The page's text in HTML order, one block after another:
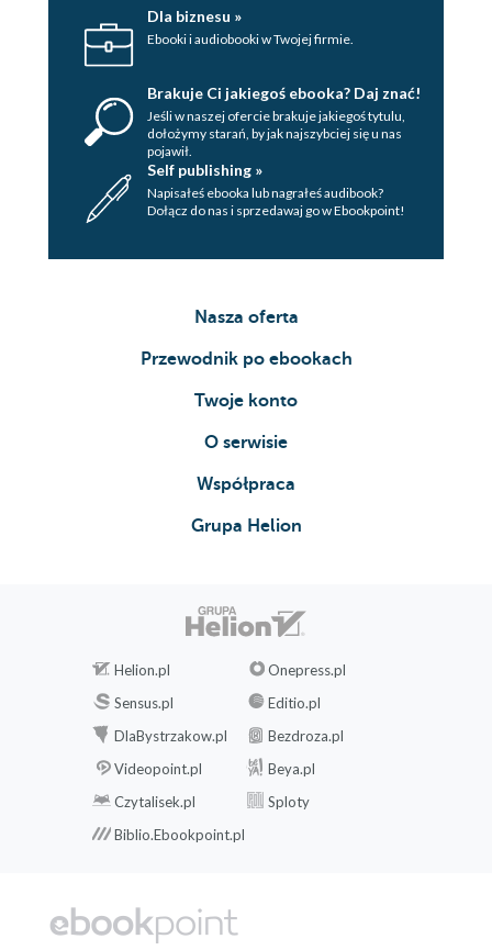
Dla biznesu »
Ebooki i audiobooki w Twojej firmie.
Brakuje Ci jakiegoś ebooka? Daj znać!
Jeśli w naszej ofercie brakuje jakiegoś tytulu,
dołożymy starań, by jak najszybciej się u nas
pojawił.
Self publishing »
Napisałeś ebooka lub nagrałeś audibook?
Dołącz do nas i sprzedawaj go w Ebookpoint!
Nasza oferta
Przewodnik po ebookach
Twoje konto
O serwisie
Współpraca
Grupa Helion
Helion.pl
Onepress.pl
Sensus.pl
Editio.pl
DlaBystrzakow.pl
Bezdroza.pl
Videopoint.pl
Beya.pl
Czytalisek.pl
Sploty
Biblio.Ebookpoint.pl